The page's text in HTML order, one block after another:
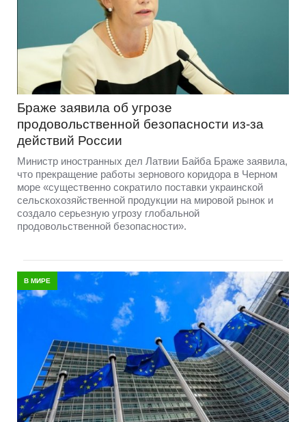
Браже заявила об угрозе
продовольственной безопасности из-за
действий России
Министр иностранных дел Латвии Байба Браже заявила,
что прекращение работы зернового коридора в Черном
море «существенно сократило поставки украинской
сельскохозяйственной продукции на мировой рынок и
создало серьезную угрозу глобальной
продовольственной безопасности».
В МИРЕ